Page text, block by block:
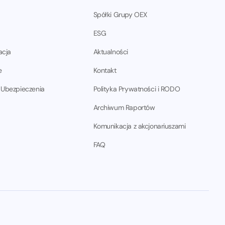
Spółki Grupy OEX
ESG
Aktualności
Kontakt
Polityka Prywatności i RODO
Archiwum Raportów
Komunikacja z akcjonariuszami
FAQ